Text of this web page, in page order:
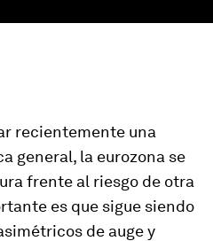
recientemente una
general, la eurozona se
frente al riesgo de otra
es que sigue siendo
de auge y